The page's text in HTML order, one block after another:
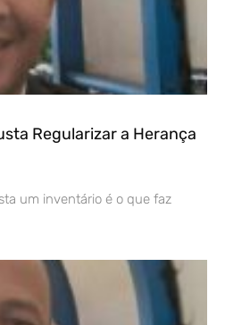
Regularizar a Herança
um inventário é o que faz